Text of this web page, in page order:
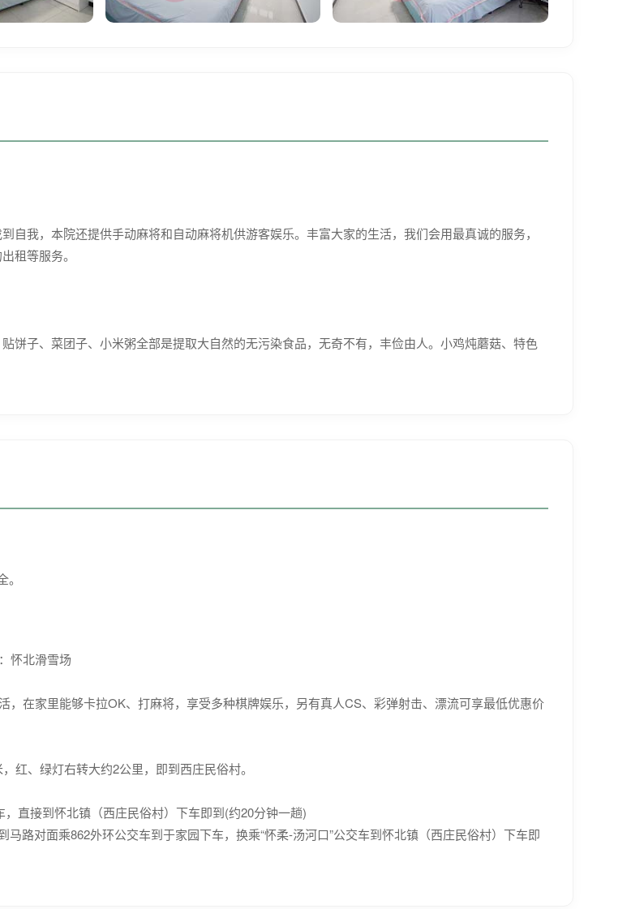
我，本院还提供手动麻将和自动麻将机供游客娱乐。丰富大家的生活，我们会用最真诚的服务，
租等服务。
子、菜团子、小米粥全部是提取大自然的无污染食品，无奇不有，丰俭由人。小鸡炖蘑菇、特色
怀北滑雪场
在家里能够卡拉OK、打麻将，享受多种棋牌娱乐，另有真人CS、彩弹射击、漂流可享最低优惠价
、绿灯右转大约2公里，即到西庄民俗村。
直接到怀北镇（西庄民俗村）下车即到(约20分钟一趟)
路对面乘862外环公交车到于家园下车，换乘“怀柔-汤河口”公交车到怀北镇（西庄民俗村）下车即